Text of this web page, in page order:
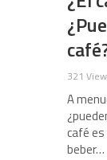
321
A
café es
beber…